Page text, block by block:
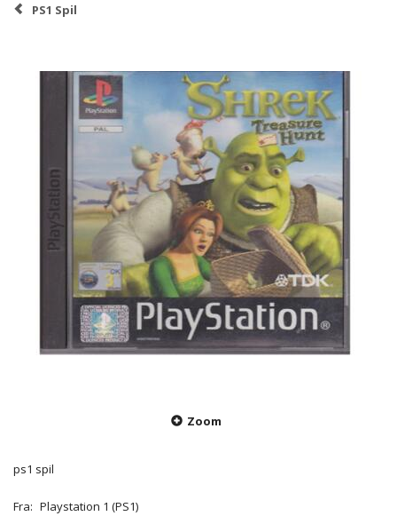
PS1 Spil
Zoom
ps1 spil
Fra: Playstation 1 (PS1)